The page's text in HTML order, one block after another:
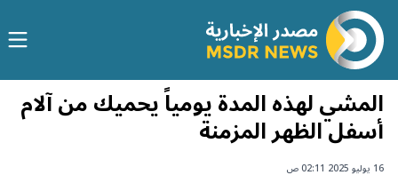
المشي لهذه المدة يومياً يحميك من آلام
أسفل الظهر المزمنة
16 يوليو 2025 02:11 ص